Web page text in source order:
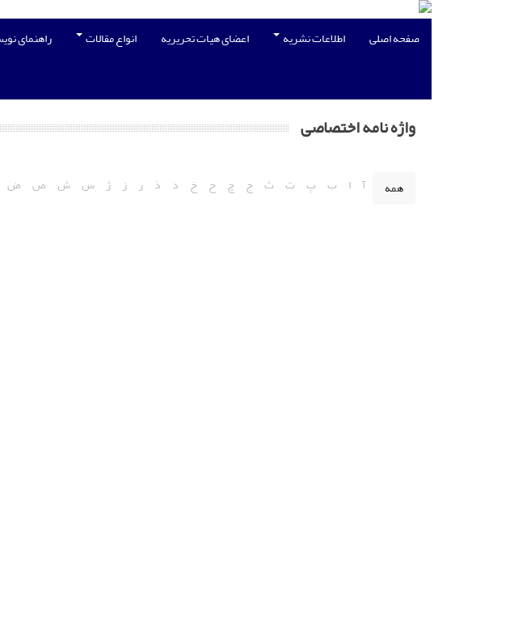
صفحه اصلی اطلاعات نشریه اعضای هیات تحریریه انواع مقالات راهنمای
واژه نامه اختصاصی
همه آ ا ب پ ت ث ج چ ح خ د ذ ر ز ژ س ش ص ض